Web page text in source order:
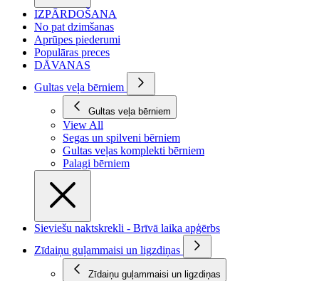
IZPĀRDOŠANA
No pat dzimšanas
Aprūpes piederumi
Populāras preces
DĀVANAS
Gultas veļa bērniem
Gultas veļa bērniem
View All
Segas un spilveni bērniem
Gultas veļas komplekti bērniem
Palagi bērniem
Sieviešu naktskrekli - Brīvā laika apģērbs
Zīdaiņu guļammaisi un ligzdiņas
Zīdaiņu guļammaisi un ligzdiņas